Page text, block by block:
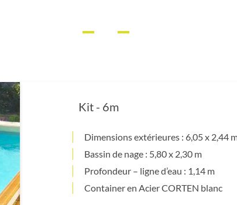
Kit - 6m
Dimensions extérieures : 6,05 x 2,44
Bassin de nage : 5,80 x 2,30 m
Profondeur – ligne d’eau : 1,14 m
Container en Acier CORTEN blanc